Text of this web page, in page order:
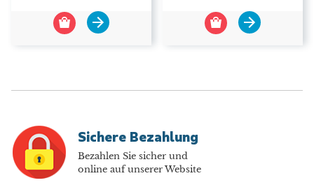
Sichere Bezahlung
Bezahlen Sie sicher und
online auf unserer Website